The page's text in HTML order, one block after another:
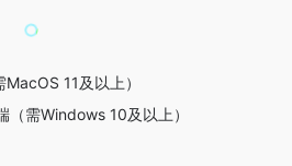
11及以上）
（需Windows 10及以上）